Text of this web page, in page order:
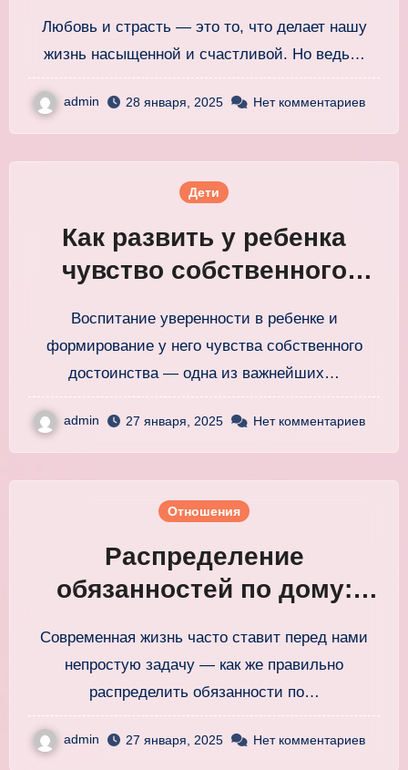
Любовь и страсть — это то, что делает нашу
жизнь насыщенной и счастливой. Но ведь…
admin 28 января, 2025 Нет комментариев
Дети
Как развить у ребенка
чувство собственного
советы
Воспитание уверенности в ребенке и
формирование у него чувства собственного
достоинства — одна из важнейших…
admin 27 января, 2025 Нет комментариев
Отношения
Распределение
обязанностей по дому:
работы для всех
Современная жизнь часто ставит перед нами
непростую задачу — как же правильно
распределить обязанности по…
admin 27 января, 2025 Нет комментариев